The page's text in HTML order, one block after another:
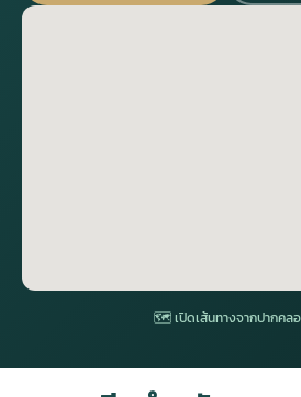
ดอกไม้งานศพ กรุงเทพ
พวงหรีดดอกไม้สด ราคาถูก🗺 เปิดเส้นทางจากปากคล